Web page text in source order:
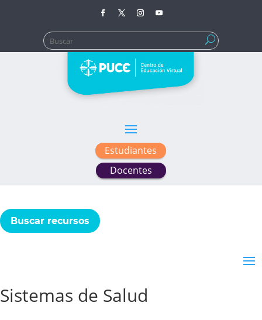
Buscar:
Estudiantes
Docentes
Buscar recursos
Sistemas de Salud